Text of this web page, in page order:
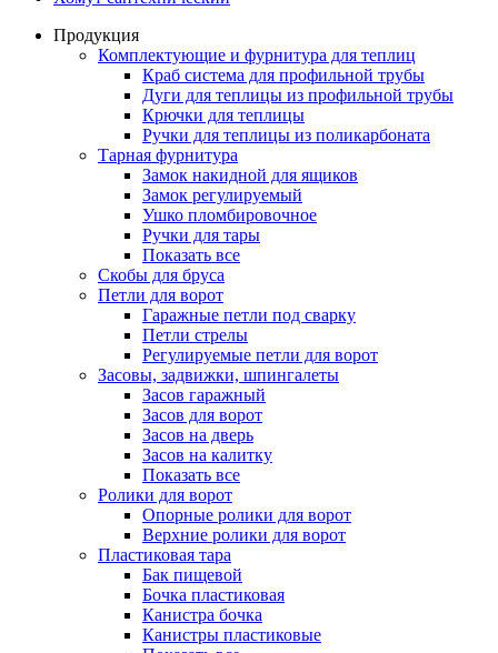
Продукция
Комплектующие и фурнитура для теплиц
Краб система для профильной трубы
Дуги для теплицы из профильной трубы
Крючки для теплицы
Ручки для теплицы из поликарбоната
Тарная фурнитура
Замок накидной для ящиков
Замок регулируемый
Ушко пломбировочное
Ручки для тары
Показать все
Скобы для бруса
Петли для ворот
Гаражные петли под сварку
Петли стрелы
Регулируемые петли для ворот
Засовы, задвижки, шпингалеты
Засов гаражный
Засов для ворот
Засов на дверь
Засов на калитку
Показать все
Ролики для ворот
Опорные ролики для ворот
Верхние ролики для ворот
Пластиковая тара
Бак пищевой
Бочка пластиковая
Канистра бочка
Канистры пластиковые